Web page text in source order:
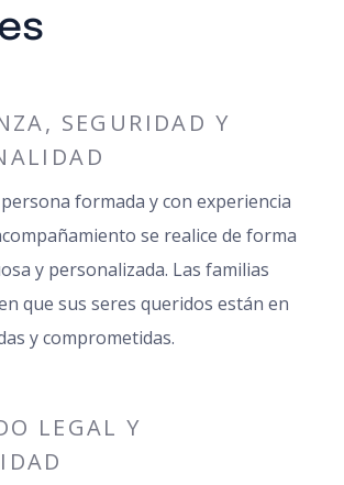
SEGURIDAD Y
formada y con experiencia
se realice de forma
y personalizada. Las familias
que sus seres queridos están en
y comprometidas.
LEGAL Y